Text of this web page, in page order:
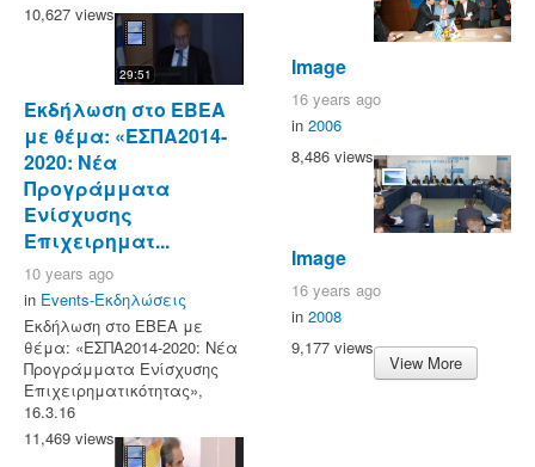
10,627 views
29:51
Εκδήλωση στο ΕΒΕΑ
με θέμα: «ΕΣΠΑ2014-
2020: Νέα
Προγράμματα
Ενίσχυσης
Επιχειρηματ...
10 years ago
in Events-Εκδηλώσεις
Εκδήλωση στο ΕΒΕΑ με
θέμα: «ΕΣΠΑ2014-2020: Νέα
Προγράμματα Ενίσχυσης
Επιχειρηματικότητας»,
16.3.16
11,469 views
Image
16 years ago
in 2006
8,486 views
Image
16 years ago
in 2008
9,177 views
View More